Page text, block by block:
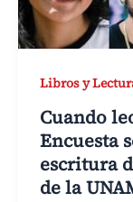
Libros y
Cuando
Encuesta
escritura
de la